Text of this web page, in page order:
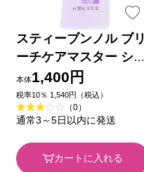
スティーブンノル ブリ
ーチケアマスター シャ
ンプー ３００ｍＬ コ
ーセー
本体1,400円
税率10％ 1,540円（税込）
（0）
通常3～5日以内に発送
カートに入れる